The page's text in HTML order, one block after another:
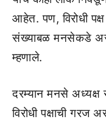
आहेत. पण, विरोधी
संख्याबळ मनसेकडे
म्हणाले.
दरम्यान मनसे अध्यक्ष
विरोधी पक्षाची गरज